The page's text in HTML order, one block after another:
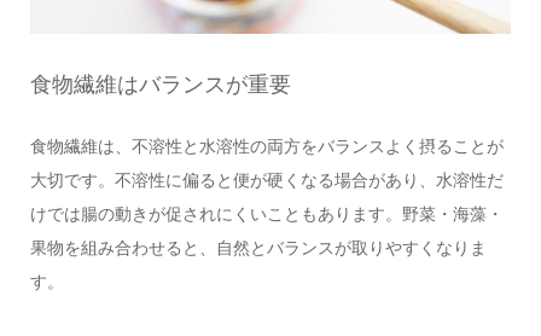
食物繊維はバランスが重要
食物繊維は、不溶性と水溶性の両方をバランスよく摂ることが
大切です。不溶性に偏ると便が硬くなる場合があり、水溶性だ
けでは腸の動きが促されにくいこともあります。野菜・海藻・
果物を組み合わせると、自然とバランスが取りやすくなりま
す。